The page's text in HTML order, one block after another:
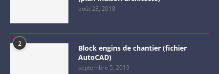
août 23, 2018
2
Block engins de chantier (fichier
AutoCAD)
septembre 5, 2019